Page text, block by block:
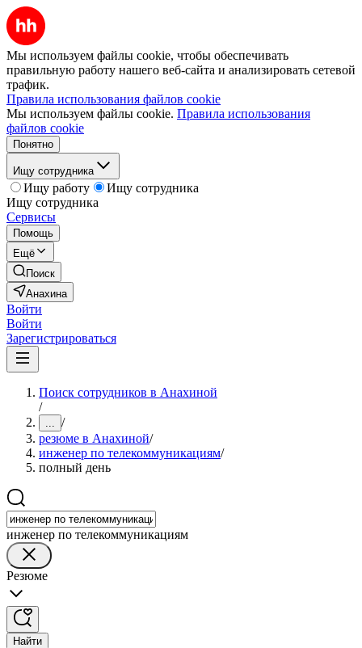
Мы используем файлы cookie, чтобы обеспечивать
правильную работу нашего веб-сайта и анализировать сетевой
трафик.
Правила использования файлов cookie
Мы используем файлы cookie. Правила использования
файлов cookie
Понятно
Ищу сотрудника
Ищу работу
Ищу сотрудника
Ищу сотрудника
Сервисы
Помощь
Ещё
Поиск
Анахина
Войти
Войти
Зарегистрироваться
Поиск сотрудников в Анахиной
/
... /
резюме в Анахиной/
инженер по телекоммуникациям/
полный день
инженер по телекоммуникациям
Резюме
Найти